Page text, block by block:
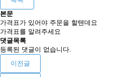
본문
가격표가 있어야 주문을 할텐데요
가격표를 알려주세요
댓글목록
등록된 댓글이 없습니다.
이전글